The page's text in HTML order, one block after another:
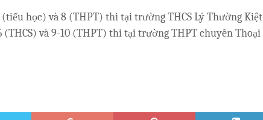
học) và 8 (THPT) thi tại trường THCS Lý Thường Kiệt
và 9-10 (THPT) thi tại trường THPT chuyên Thoại